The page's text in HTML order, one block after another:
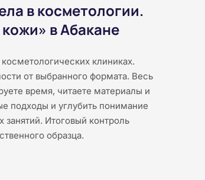
в косметологии.
в Абакане
клиниках.
от выбранного формата. Весь
время, читаете материалы и
подходы и углубить понимание
Итоговый контроль
образца.